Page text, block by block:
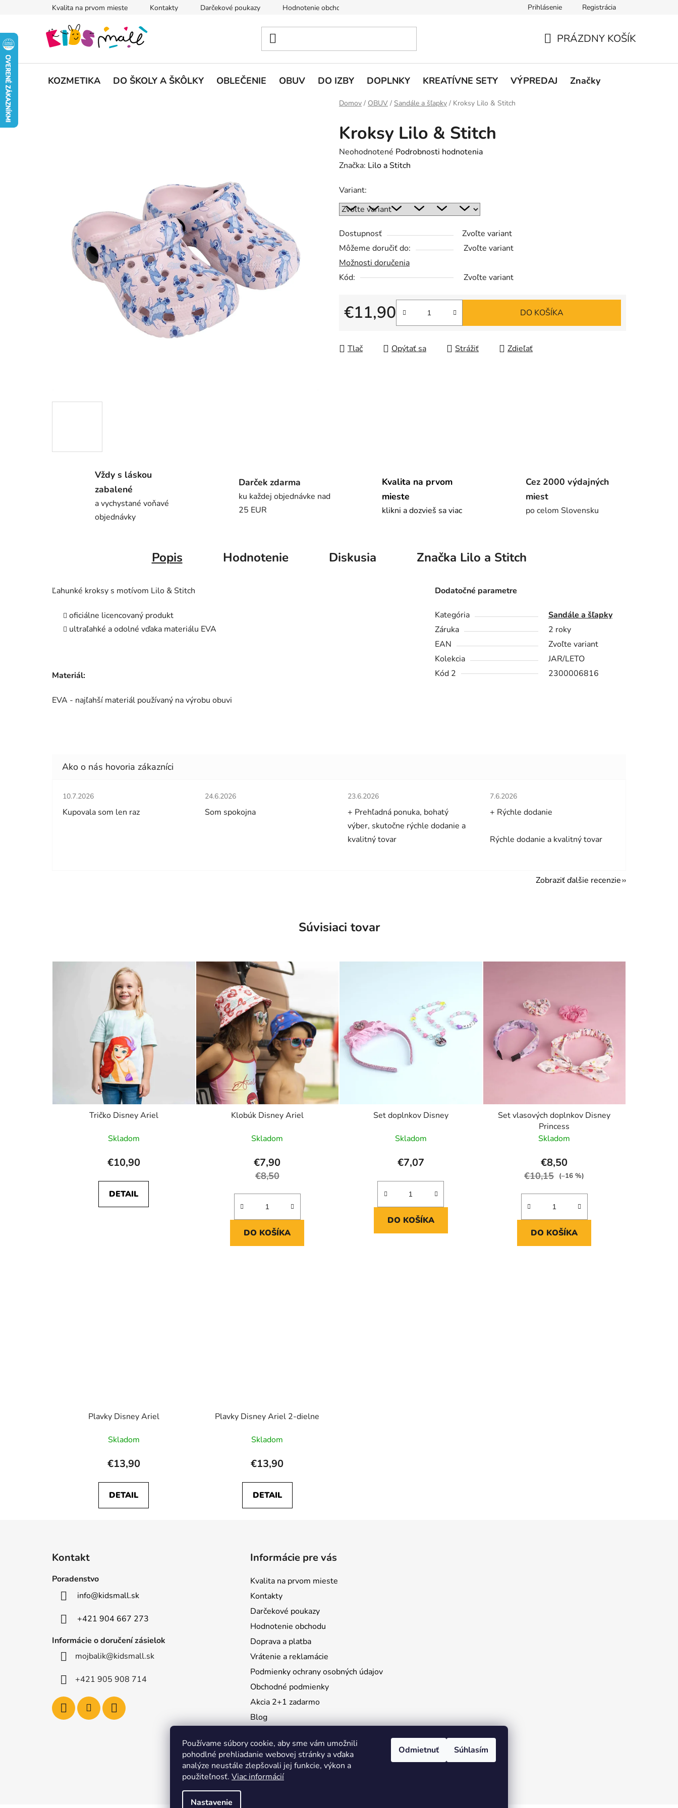
Používame súbory cookie, aby sme vám umožnili
pohodlné prehliadanie webovej stránky a vďaka
analýze neustále zlepšovali jej funkcie, výkon a
použiteľnosť. Viac informácií
Nastavenie
Odmietnuť Súhlasím
Kvalita na prvom mieste Kontakty Darčekové poukazy Hodnotenie obchodu Podmienky ochrany osobných údajov
Prihlásenie Registrácia
KOŠÍK
PRÁZDNY KOŠÍK
KOZMETIKA DO ŠKOLY A ŠKÔLKY OBLEČENIE OBUV DO IZBY DOPLNKY KREATÍVNE SETY VÝPREDAJ Značky
Domov / OBUV / Sandále a šľapky / Kroksy Lilo & Stitch
Kroksy Lilo & Stitch
Priemerné
hodnotenie
je
0,0
z
5
hviezdičiek.
Neohodnotené Podrobnosti hodnotenia
Značka: Lilo a Stitch
Variant:
Dostupnosť
Zvoľte variant
Môžeme doručiť do:
Zvoľte variant
Možnosti doručenia
Kód:
Zvoľte variant
€11,90
Jednotková cena:
DO KOŠÍKA
Tlač Opýtať sa Strážiť Zdieľať
Vždy s láskou
zabalené
a vychystané voňavé
objednávky
Darček zdarma
ku každej objednávke nad
25 EUR
Kvalita na prvom
mieste
klikni a dozvieš sa viac
Cez 2000 výdajných
miest
po celom Slovensku
Popis Hodnotenie Diskusia Značka Lilo a Stitch
Ľahunké kroksy s motívom Lilo & Stitch
oficiálne licencovaný produkt
ultraľahké a odolné vďaka materiálu EVA
Materiál:
EVA - najľahší materiál používaný na výrobu obuvi
Dodatočné parametre
Kategória
Sandále a šľapky
Záruka
2 roky
EAN
Zvoľte variant
Kolekcia
JAR/LETO
Kód 2
2300006816
Hodnotenie obchodu je 5 z 5 hviezdičiek.
10.7.2026
Kupovala som len raz
Hodnotenie obchodu je 5 z 5 hviezdičiek.
24.6.2026
Som spokojna
Hodnotenie obchodu je 5 z 5 hviezdičiek.
23.6.2026
+ Prehľadná ponuka, bohatý
výber, skutočne rýchle dodanie a
kvalitný tovar
Hodnotenie obchodu je 5 z 5 hviezdičiek.
7.6.2026
+ Rýchle dodanie
Rýchle dodanie a kvalitný tovar
Zobraziť ďalšie recenzie
Súvisiaci tovar
Tričko Disney Ariel
Skladom
€10,90
DETAIL
Klobúk Disney Ariel
Skladom
€7,90
€8,50
DO KOŠÍKA
Set doplnkov Disney
Skladom
€7,07
DO KOŠÍKA
Set vlasových doplnkov Disney
Princess
Skladom
€8,50
€10,15 (–16 %)
DO KOŠÍKA
Plavky Disney Ariel
Skladom
€13,90
DETAIL
Plavky Disney Ariel 2-dielne
Skladom
€13,90
DETAIL
Kontakt
Poradenstvo
info@kidsmall.sk
+421 904 667 273
Informácie o doručení zásielok
mojbalik@kidsmall.sk
+421 905 908 714
Informácie pre vás
Kvalita na prvom mieste
Kontakty
Darčekové poukazy
Hodnotenie obchodu
Doprava a platba
Vrátenie a reklamácie
Podmienky ochrany osobných údajov
Obchodné podmienky
Akcia 2+1 zadarmo
Blog
Instagram